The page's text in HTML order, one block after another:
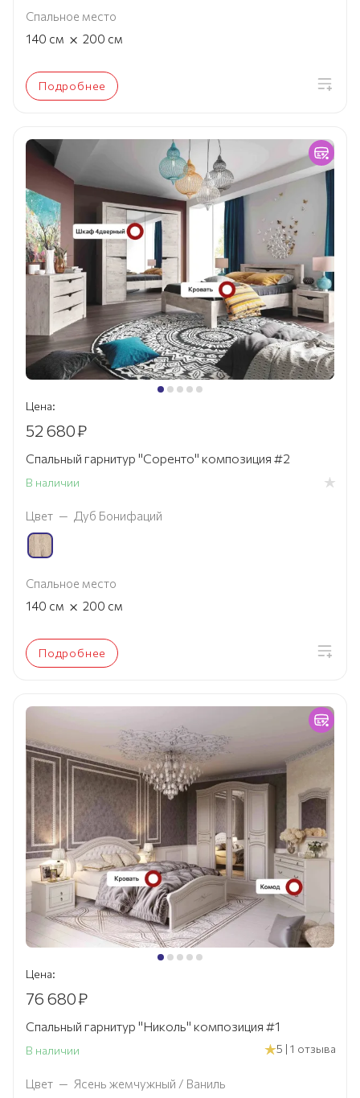
Спальное место
140 см × 200 см
Подробнее
Цена:
52 680₽
Спальный гарнитур "Соренто" композиция #2
В наличии
Цвет — Дуб Бонифаций
Спальное место
140 см × 200 см
Подробнее
Цена:
76 680₽
Спальный гарнитур "Николь" композиция #1
В наличии 5 | 1 отзыва
Цвет — Ясень жемчужный / Ваниль